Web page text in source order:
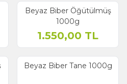
Beyaz Biber Öğütülmüş
1000g
1.550,00 TL
Beyaz Biber Tane 1000g